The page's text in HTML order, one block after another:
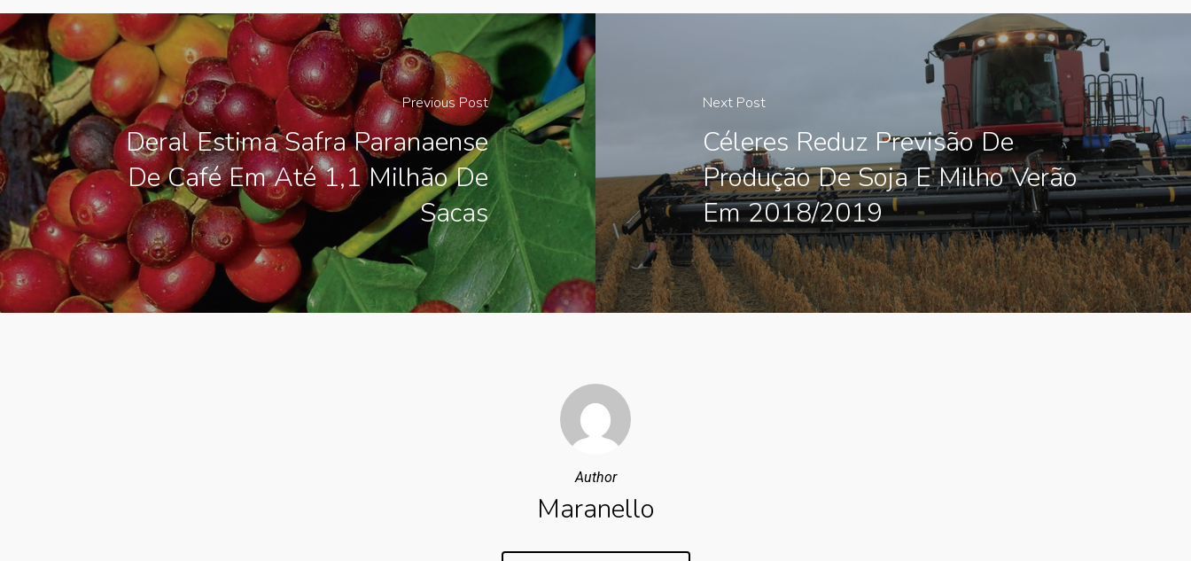
Previous Post
Deral Estima Safra Paranaense
De Café Em Até 1,1 Milhão De
Sacas
Next Post
Céleres Reduz Previsão De
Produção De Soja E Milho Verão
Em 2018/2019
Author
Maranello